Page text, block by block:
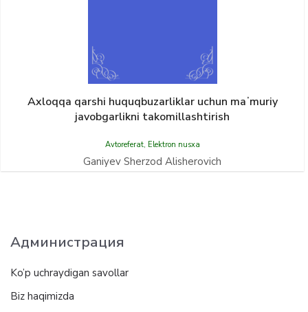
Axloqqa qarshi huquqbuzarliklar uchun maʼmuriy
javobgarlikni takomillashtirish
Avtoreferat, Elektron nusxa
Ganiyev Sherzod Alisherovich
Администрация
Ko’p uchraydigan savollar
Biz haqimizda